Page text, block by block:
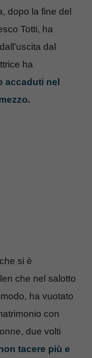
dopo la fine del
Totti, ha
dal
ha
accaduti nel
si è
che nel salotto
ha vuotato
con
due volti
tacere più e